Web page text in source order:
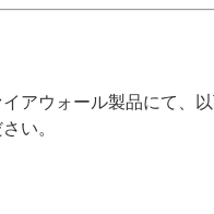
アウォール製品にて、
い。